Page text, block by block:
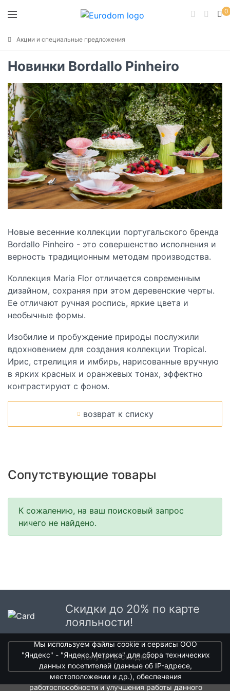
0
Акции и специальные предложения
Новинки Bordallo Pinheiro
Новые весенние коллекции португальского бренда
Bordallo Pinheiro - это совершенство исполнения и
верность традиционным методам производства.
Коллекция Maria Flor отличается современным
дизайном, сохраняя при этом деревенские черты.
Ее отличают ручная роспись, яркие цвета и
необычные формы.
Изобилие и пробуждение природы послужили
вдохновением для создания коллекции Tropical.
Ирис, стрелиция и имбирь, нарисованные вручную
в ярких красных и оранжевых тонах, эффектно
контрастируют с фоном.
возврат к списку
Сопутствующие товары
К сожалению, на ваш поисковый запрос
ничего не найдено.
Скидки до 20% по карте
лояльности!
получить скидки
Мы используем файлы cookie и сервисы ООО
"Яндекс" - "Яндекс.Метрика" для сбора технических
данных посетителей (данные об IP-адресе,
местоположении и др.), обеспечения
работоспособности и улучшения работы данного